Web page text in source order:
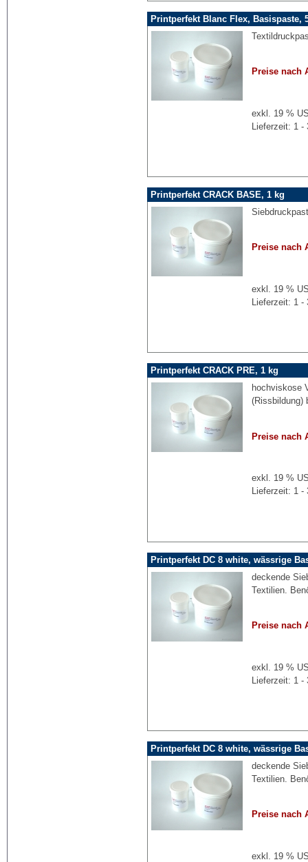
Printperfekt Blanc Flex, Basispaste,
Preise nach
exkl. 19 %
Lieferzeit: 1 -
Printperfekt CRACK BASE, 1 kg
Preise nach
exkl. 19 %
Lieferzeit: 1
Printperfekt CRACK PRE, 1 kg
hochviskose
(Rissbildung)
Preise nach
exkl. 19 %
Lieferzeit: 1 -
Printperfekt DC 8 white, wässrige
deckende
Textilien.
Preise nach
exkl. 19 %
Lieferzeit: 1 -
Printperfekt DC 8 white, wässrige
deckende
Textilien.
Preise nach
exkl. 19 %